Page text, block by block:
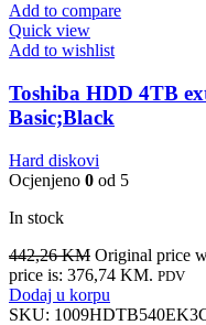
Add to compare
Quick view
Add to wishlist
Toshiba HDD 4TB
Basic;Black
Hard diskovi
Ocjenjeno 0 od 5
In stock
442,26KM Original price
price is: 376,74 KM. PDV
Dodaj u korpu
SKU: